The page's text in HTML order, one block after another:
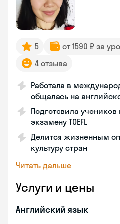
5 от 1590 ₽ за
4 отзыва
Работала в
общалась на
Подготовила
экзамену TOEFL
Делится жизненным
культуру стран
Читать дальше
Услуги и цены
Английский язык